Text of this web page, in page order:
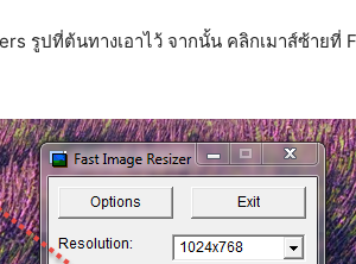
รูปที่ต้นทางเอาไว้ จากนั้น คลิกเมาส์ซ้ายที่